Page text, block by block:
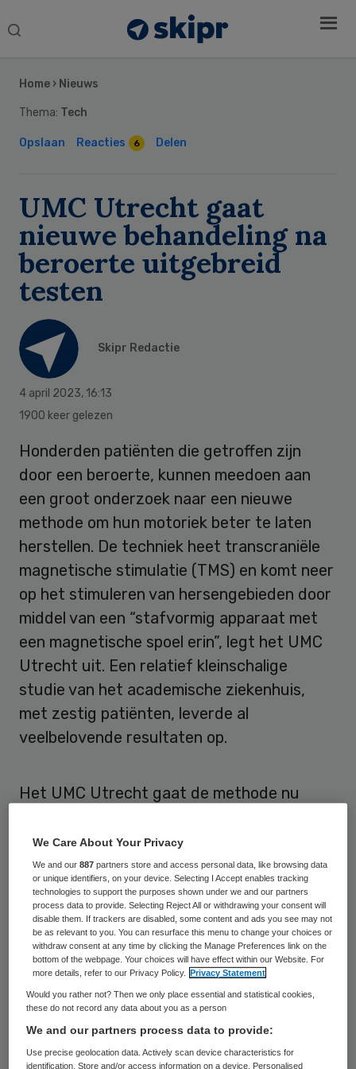
Search
Home › Nieuws
Thema: Tech
Opslaan Reacties 6 Delen
UMC Utrecht gaat
nieuwe behandeling na
beroerte uitgebreid
testen
Skipr Redactie
4 april 2023, 16:13
1900 keer gelezen
Honderden patiënten die getroffen zijn
door een beroerte, kunnen meedoen aan
een groot onderzoek naar een nieuwe
methode om hun motoriek beter te laten
herstellen. De techniek heet transcraniële
magnetische stimulatie (TMS) en komt neer
op het stimuleren van hersengebieden door
middel van een “stafvormig apparaat met
een magnetische spoel erin”, legt het UMC
Utrecht uit. Een relatief kleinschalige
studie van het academische ziekenhuis,
met zestig patiënten, leverde al
veelbelovende resultaten op.
Het UMC Utrecht gaat de methode nu
Nederlandse revalidatiecentra. Als daar ook
een positief resultaat uitkomt, kan de
behandeling in het basispakket van de
zorgverzekering worden opgenomen. Voor
het onderzoek heeft het Zorginstituut 4
miljoen euro uitgetrokken. Dat geld komt uit
een programma dat ‘Veelbelovende Zorg’
heet.
Te mooi om waar te zijn
Sidebar
We Care About Your Privacy
We and our887 partners store and access personal data, like browsing data
or unique identifiers, on your device. Selecting I Accept enables tracking
technologies to support the purposes shown under we and our partners
process data to provide. Selecting Reject All or withdrawing your consent will
disable them. If trackers are disabled, some content and ads you see may not
be as relevant to you. You can resurface this menu to change your choices or
withdraw consent at any time by clicking the Manage Preferences link on the
bottom of the webpage. Your choices will have effect within our Website. For
more details, refer to our Privacy Policy.
Privacy Statement
Would you rather not? Then we only place essential and statistical cookies,
these do not record any data about you as a person
We and our partners process data to provide:
Use precise geolocation data. Actively scan device characteristics for
identification. Store and/or access information on a device. Personalised